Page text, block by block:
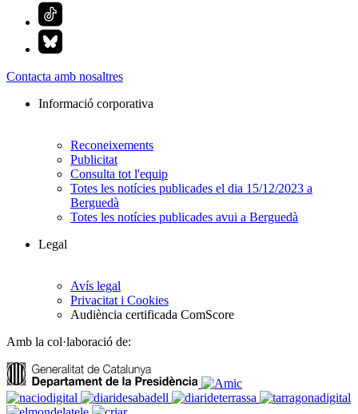
Contacta amb nosaltres
Informació corporativa
Reconeixements
Publicitat
Consulta tot l'equip
Totes les notícies publicades el dia 15/12/2023 a
Berguedà
Totes les notícies publicades avui a Berguedà
Legal
Avís legal
Privacitat i Cookies
Audiència certificada ComScore
Amb la col·laboració de: